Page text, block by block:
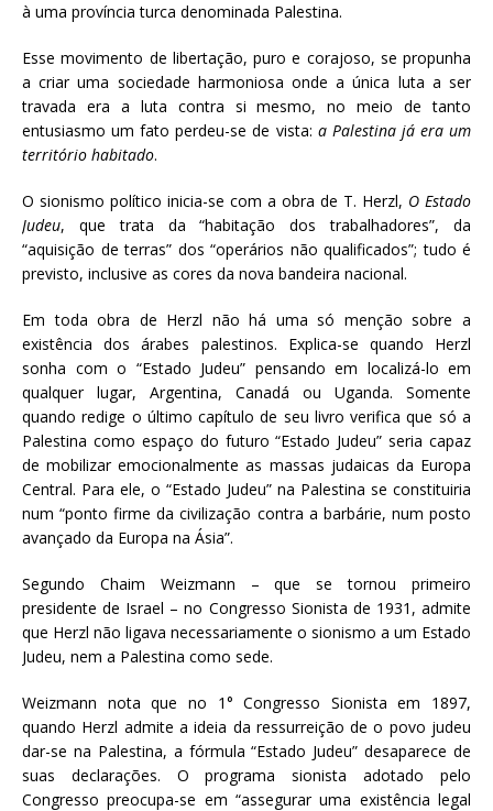
à uma província turca denominada Palestina.
Esse movimento de libertação, puro e corajoso, se propunha
a criar uma sociedade harmoniosa onde a única luta a ser
travada era a luta contra si mesmo, no meio de tanto
entusiasmo um fato perdeu-se de vista: a Palestina já era um
território habitado.
O sionismo político inicia-se com a obra de T. Herzl, O Estado
Judeu, que trata da “habitação dos trabalhadores”, da
“aquisição de terras” dos “operários não qualificados”; tudo é
previsto, inclusive as cores da nova bandeira nacional.
Em toda obra de Herzl não há uma só menção sobre a
existência dos árabes palestinos. Explica-se quando Herzl
sonha com o “Estado Judeu” pensando em localizá-lo em
qualquer lugar, Argentina, Canadá ou Uganda. Somente
quando redige o último capítulo de seu livro verifica que só a
Palestina como espaço do futuro “Estado Judeu” seria capaz
de mobilizar emocionalmente as massas judaicas da Europa
Central. Para ele, o “Estado Judeu” na Palestina se constituiria
num “ponto firme da civilização contra a barbárie, num posto
avançado da Europa na Ásia”.
Segundo Chaim Weizmann – que se tornou primeiro
presidente de Israel – no Congresso Sionista de 1931, admite
que Herzl não ligava necessariamente o sionismo a um Estado
Judeu, nem a Palestina como sede.
Weizmann nota que no 1° Congresso Sionista em 1897,
quando Herzl admite a ideia da ressurreição de o povo judeu
dar-se na Palestina, a fórmula “Estado Judeu” desaparece de
suas declarações. O programa sionista adotado pelo
Congresso preocupa-se em “assegurar uma existência legal